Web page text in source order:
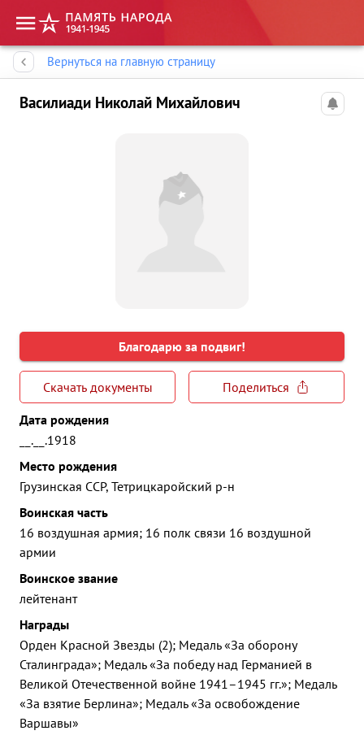
Вернуться на главную страницу
Василиади Николай Михайлович
Благодарю за подвиг!
Скачать документы
Поделиться
Дата рождения
__.__.1918
Место рождения
Грузинская ССР, Тетрицкаройский р-н
Воинская часть
16 воздушная армия; 16 полк связи 16 воздушной
армии
Воинское звание
лейтенант
Награды
Орден Красной Звезды (2); Медаль «За оборону
Сталинграда»; Медаль «За победу над Германией в
Великой Отечественной войне 1941–1945 гг.»; Медаль
«За взятие Берлина»; Медаль «За освобождение
Варшавы»
Память народа